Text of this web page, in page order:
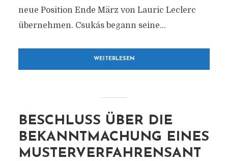
neue Position Ende März von Lauric Leclerc
übernehmen. Csukás begann seine...
WEITERLESEN
BESCHLUSS ÜBER DIE
BEKANNTMACHUNG EINES
MUSTERVERFAHRENSANT